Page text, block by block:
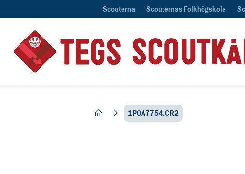
Scouterna Scouternas Folkhögskola
hem 1P0A7754.CR2